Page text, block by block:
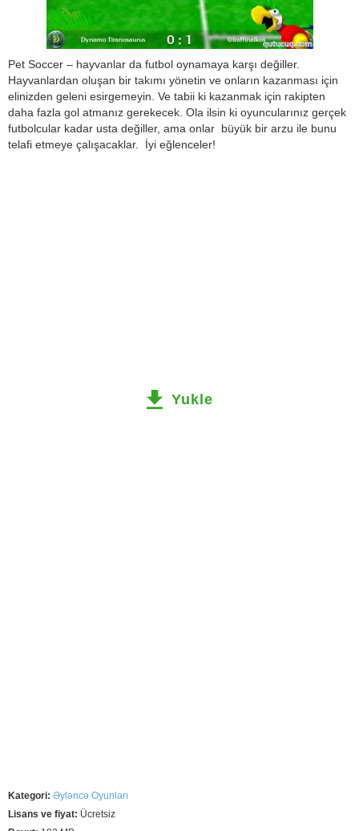
Pet Soccer – hayvanlar da futbol oynamaya karşı değiller.
Hayvanlardan oluşan bir takımı yönetin ve onların kazanması için
elinizden geleni esirgemeyin. Ve tabii ki kazanmak için rakipten
daha fazla gol atmanız gerekecek. Ola ilsin ki oyuncularınız gerçek
futbolcular kadar usta değiller, ama onlar büyük bir arzu ile bunu
telafi etmeye çalışacaklar. İyi eğlenceler!
Yukle
Kategori: Əyləncə Oyunları
Lisans ve fiyat: Ücretsiz